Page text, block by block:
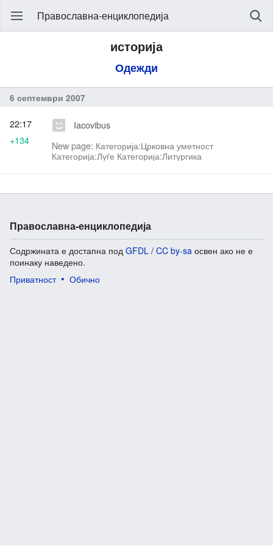
Православна-енциклопедија
историја
Одежди
6 септември 2007
Iacovibus
New page: Категорија:Црковна уметност
Категорија:Луѓе Категорија:Литургика
22:17
+134
Православна-енциклопедија
Содржината е достапна под GFDL / CC by-sa освен ако не е
поинаку наведено.
Приватност
Обично